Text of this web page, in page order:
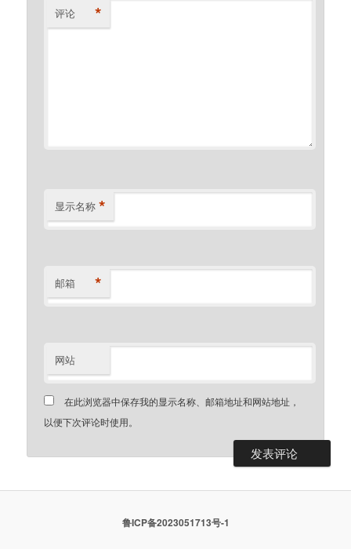
评论 *
显示名称 *
邮箱 *
网站
在此浏览器中保存我的显示名称、邮箱地址和网站地址，
以便下次评论时使用。
鲁ICP备2023051713号-1